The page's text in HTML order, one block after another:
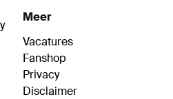
Meer
Vacatures
Fanshop
Privacy
Disclaimer